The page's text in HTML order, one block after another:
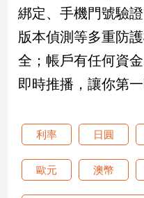
藝
術
文
創
／
影
綁定、手機門號驗
版本偵測等多重防
全；帳戶有任何資
即時推播，讓你第
利率 日圓
歐元 澳幣